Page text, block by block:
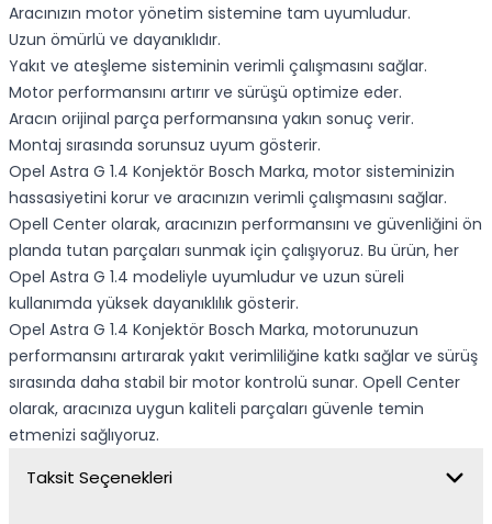
Aracınızın motor yönetim sistemine tam uyumludur.
Uzun ömürlü ve dayanıklıdır.
Yakıt ve ateşleme sisteminin verimli çalışmasını sağlar.
Motor performansını artırır ve sürüşü optimize eder.
Aracın orijinal parça performansına yakın sonuç verir.
Montaj sırasında sorunsuz uyum gösterir.
Opel Astra G 1.4 Konjektör Bosch Marka, motor sisteminizin
hassasiyetini korur ve aracınızın verimli çalışmasını sağlar.
Opell Center olarak, aracınızın performansını ve güvenliğini ön
planda tutan parçaları sunmak için çalışıyoruz. Bu ürün, her
Opel Astra G 1.4 modeliyle uyumludur ve uzun süreli
kullanımda yüksek dayanıklılık gösterir.
Opel Astra G 1.4 Konjektör Bosch Marka, motorunuzun
performansını artırarak yakıt verimliliğine katkı sağlar ve sürüş
sırasında daha stabil bir motor kontrolü sunar. Opell Center
olarak, aracınıza uygun kaliteli parçaları güvenle temin
etmenizi sağlıyoruz.
Taksit Seçenekleri